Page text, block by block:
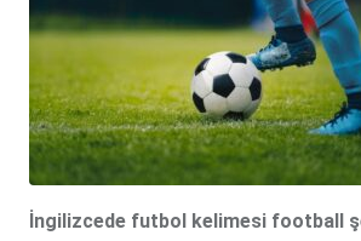
İngilizcede futbol kelimesi football